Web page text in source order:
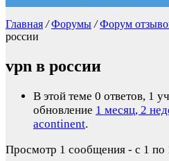
Главная / Форумы / Форум
россии
vpn в россии
В этой теме 0 ответов, 1
обновление 1 месяц, 2
acontinent.
Просмотр 1 сообщения - с 1 по